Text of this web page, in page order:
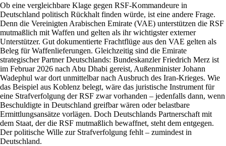
Ob eine vergleichbare Klage gegen RSF-Kommandeure in
Deutschland politisch Rückhalt finden würde, ist eine andere Frage.
Denn die Vereinigten Arabischen Emirate (VAE) unterstützen die RSF
mutmaßlich mit Waffen und gelten als ihr wichtigster externer
Unterstützer. Gut dokumentierte Frachtflüge aus den VAE gelten als
Beleg für Waffenlieferungen. Gleichzeitig sind die Emirate
strategischer Partner Deutschlands: Bundeskanzler Friedrich Merz ist
im Februar 2026 nach Abu Dhabi gereist, Außenminister Johann
Wadephul war dort unmittelbar nach Ausbruch des Iran-Krieges. Wie
das Beispiel aus Koblenz belegt, wäre das juristische Instrument für
eine Strafverfolgung der RSF zwar vorhanden – jedenfalls dann, wenn
Beschuldigte in Deutschland greifbar wären oder belastbare
Ermittlungsansätze vorlägen. Doch Deutschlands Partnerschaft mit
dem Staat, der die RSF mutmaßlich bewaffnet, steht dem entgegen.
Der politische Wille zur Strafverfolgung fehlt – zumindest in
Deutschland.